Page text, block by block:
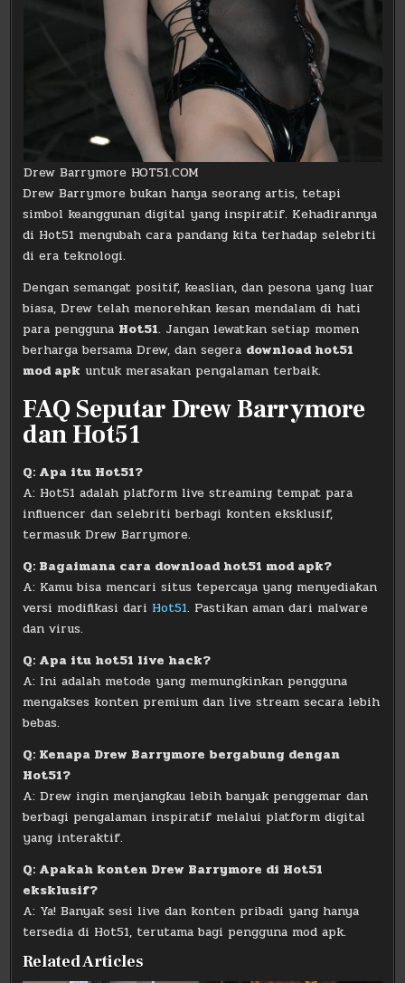
Drew Barrymore HOT51.COM
Drew Barrymore bukan hanya seorang artis, tetapi
simbol keanggunan digital yang inspiratif. Kehadirannya
di Hot51 mengubah cara pandang kita terhadap selebriti
di era teknologi.
Dengan semangat positif, keaslian, dan pesona yang luar
biasa, Drew telah menorehkan kesan mendalam di hati
para pengguna Hot51. Jangan lewatkan setiap momen
berharga bersama Drew, dan segera download hot51
mod apk untuk merasakan pengalaman terbaik.
FAQ Seputar Drew Barrymore
dan Hot51
Q: Apa itu Hot51?
A: Hot51 adalah platform live streaming tempat para
influencer dan selebriti berbagi konten eksklusif,
termasuk Drew Barrymore.
Q: Bagaimana cara download hot51 mod apk?
A: Kamu bisa mencari situs tepercaya yang menyediakan
versi modifikasi dari Hot51. Pastikan aman dari malware
dan virus.
Q: Apa itu hot51 live hack?
A: Ini adalah metode yang memungkinkan pengguna
mengakses konten premium dan live stream secara lebih
bebas.
Q: Kenapa Drew Barrymore bergabung dengan
Hot51?
A: Drew ingin menjangkau lebih banyak penggemar dan
berbagi pengalaman inspiratif melalui platform digital
yang interaktif.
Q: Apakah konten Drew Barrymore di Hot51
eksklusif?
A: Ya! Banyak sesi live dan konten pribadi yang hanya
tersedia di Hot51, terutama bagi pengguna mod apk.
Related Articles